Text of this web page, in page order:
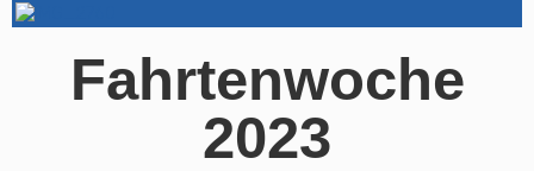
Fahrtenwoche
2023